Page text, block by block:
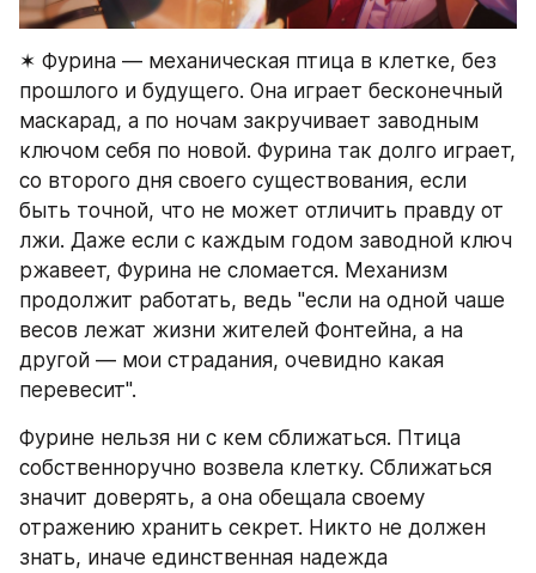
✶ Фурина — механическая птица в клетке, без
прошлого и будущего. Она играет бесконечный
маскарад, а по ночам закручивает заводным
ключом себя по новой. Фурина так долго играет,
со второго дня своего существования, если
быть точной, что не может отличить правду от
лжи. Даже если с каждым годом заводной ключ
ржавеет, Фурина не сломается. Механизм
продолжит работать, ведь "если на одной чаше
весов лежат жизни жителей Фонтейна, а на
другой — мои страдания, очевидно какая
перевесит".
Фурине нельзя ни с кем сближаться. Птица
собственноручно возвела клетку. Сближаться
значит доверять, а она обещала своему
отражению хранить секрет. Никто не должен
знать, иначе единственная надежда